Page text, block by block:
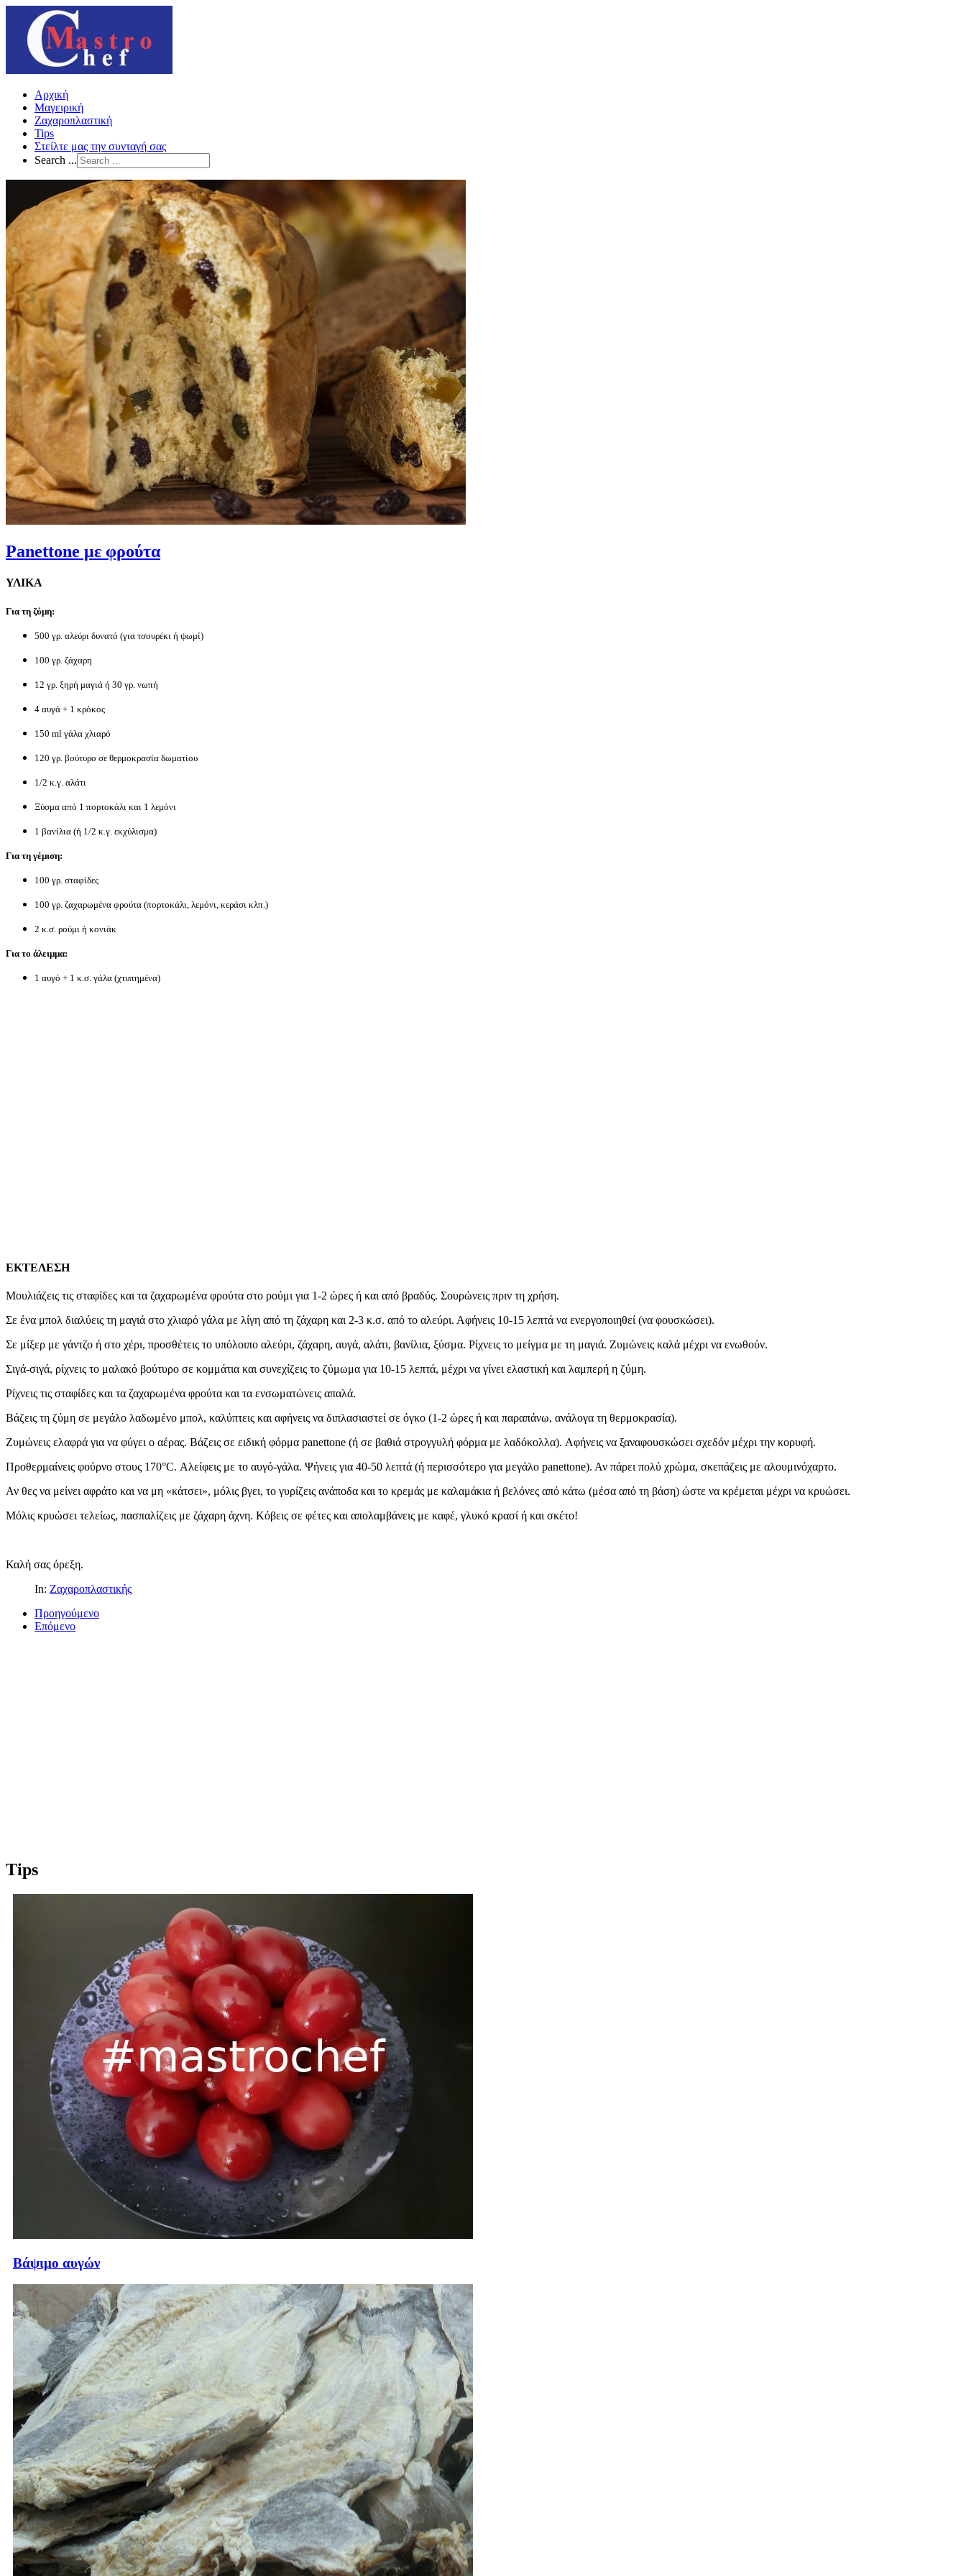
Αρχική
Μαγειρική
Ζαχαροπλαστική
Tips
Στείλτε μας την συνταγή σας
Search ...
Panettone με φρούτα
ΥΛΙΚΑ
Για τη ζύμη:
500 γρ. αλεύρι δυνατό (για τσουρέκι ή ψωμί)
100 γρ. ζάχαρη
12 γρ. ξηρή μαγιά ή 30 γρ. νωπή
4 αυγά + 1 κρόκος
150 ml γάλα χλιαρό
120 γρ. βούτυρο σε θερμοκρασία δωματίου
1/2 κ.γ. αλάτι
Ξύσμα από 1 πορτοκάλι και 1 λεμόνι
1 βανίλια (ή 1/2 κ.γ. εκχύλισμα)
Για τη γέμιση:
100 γρ. σταφίδες
100 γρ. ζαχαρωμένα φρούτα (πορτοκάλι, λεμόνι, κεράσι κλπ.)
2 κ.σ. ρούμι ή κονιάκ
Για το άλειμμα:
1 αυγό + 1 κ.σ. γάλα (χτυπημένα)
ΕΚΤΕΛΕΣΗ
Μουλιάζεις τις σταφίδες και τα ζαχαρωμένα φρούτα στο ρούμι για 1-2 ώρες ή και από βραδύς. Σουρώνεις πριν τη χρήση.
Σε ένα μπολ διαλύεις τη μαγιά στο χλιαρό γάλα με λίγη από τη ζάχαρη και 2-3 κ.σ. από το αλεύρι. Αφήνεις 10-15 λεπτά να ενεργοποιηθεί (να φουσκώσει).
Σε μίξερ με γάντζο ή στο χέρι, προσθέτεις το υπόλοιπο αλεύρι, ζάχαρη, αυγά, αλάτι, βανίλια, ξύσμα. Ρίχνεις το μείγμα με τη μαγιά. Ζυμώνεις καλά μέχρι να ενωθούν.
Σιγά-σιγά, ρίχνεις το μαλακό βούτυρο σε κομμάτια και συνεχίζεις το ζύμωμα για 10-15 λεπτά, μέχρι να γίνει ελαστική και λαμπερή η ζύμη.
Ρίχνεις τις σταφίδες και τα ζαχαρωμένα φρούτα και τα ενσωματώνεις απαλά.
Βάζεις τη ζύμη σε μεγάλο λαδωμένο μπολ, καλύπτεις και αφήνεις να διπλασιαστεί σε όγκο (1-2 ώρες ή και παραπάνω, ανάλογα τη θερμοκρασία).
Ζυμώνεις ελαφρά για να φύγει ο αέρας. Βάζεις σε ειδική φόρμα panettone (ή σε βαθιά στρογγυλή φόρμα με λαδόκολλα). Αφήνεις να ξαναφουσκώσει σχεδόν μέχρι την κορυφή.
Προθερμαίνεις φούρνο στους 170°C. Αλείφεις με το αυγό-γάλα. Ψήνεις για 40-50 λεπτά (ή περισσότερο για μεγάλο panettone). Αν πάρει πολύ χρώμα, σκεπάζεις με αλουμινόχαρτο.
Αν θες να μείνει αφράτο και να μη «κάτσει», μόλις βγει, το γυρίζεις ανάποδα και το κρεμάς με καλαμάκια ή βελόνες από κάτω (μέσα από τη βάση) ώστε να κρέμεται μέχρι να κρυώσει.
Μόλις κρυώσει τελείως, πασπαλίζεις με ζάχαρη άχνη. Κόβεις σε φέτες και απολαμβάνεις με καφέ, γλυκό κρασί ή και σκέτο!
Καλή σας όρεξη.
In: Ζαχαροπλαστικής
Προηγούμενο
Επόμενο
Tips
Βάψιμο αυγών